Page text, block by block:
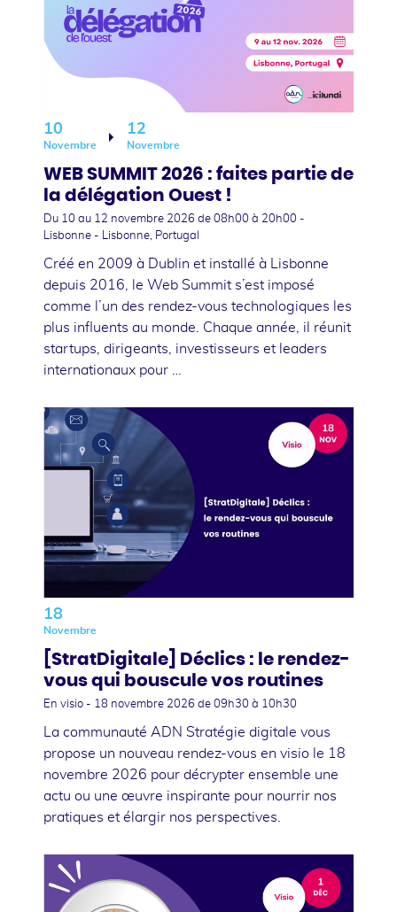
10
Novembre
12
Novembre
WEB SUMMIT 2026 : faites partie de
la délégation Ouest !
Du 10 au 12 novembre 2026 de 08h00 à 20h00 -
Lisbonne - Lisbonne, Portugal
Créé en 2009 à Dublin et installé à Lisbonne
depuis 2016, le Web Summit s’est imposé
comme l’un des rendez-vous technologiques les
plus influents au monde. Chaque année, il réunit
startups, dirigeants, investisseurs et leaders
internationaux pour …
18
Novembre
[StratDigitale] Déclics : le rendez-
vous qui bouscule vos routines
En visio - 18 novembre 2026 de 09h30 à 10h30
La communauté ADN Stratégie digitale vous
propose un nouveau rendez-vous en visio le 18
novembre 2026 pour décrypter ensemble une
actu ou une œuvre inspirante pour nourrir nos
pratiques et élargir nos perspectives.